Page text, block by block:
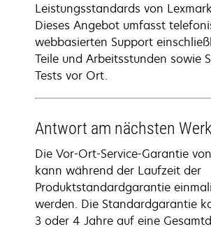
Leistungsstandards von
Dieses Angebot umfasst
webbasierten Support
Teile und Arbeitsstunden sowie
Tests vor Ort.
Antwort am nächsten
Die Vor-Ort-Service-Garantie
kann während der Laufzeit der
Produktstandardgarantie
werden. Die Standardgarantie
3 oder 4 Jahre auf eine